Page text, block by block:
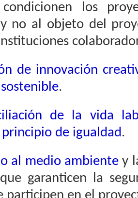
los
no al objeto del
de innovación
.
de la vida
de igualdad.
al medio ambiente y
que garanticen la